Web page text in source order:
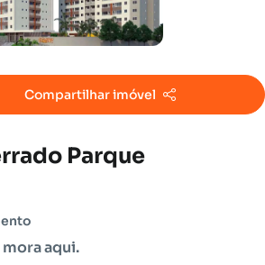
Parque
Compartilhar imóvel
aqui.